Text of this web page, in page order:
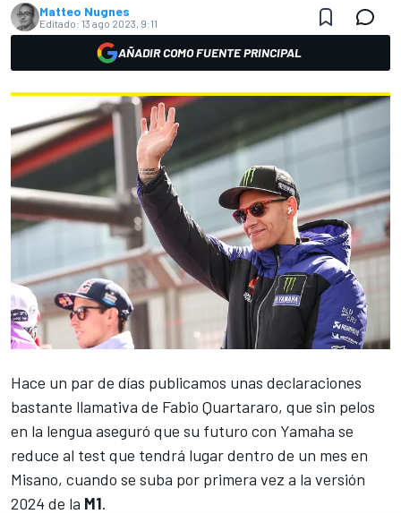
Matteo Nugnes
Editado: 13 ago 2023, 9:11
AÑADIR COMO FUENTE PRINCIPAL
Hace un par de días publicamos unas declaraciones
bastante llamativa de Fabio Quartararo, que sin pelos
en la lengua aseguró que su futuro con Yamaha se
reduce al test que tendrá lugar dentro de un mes en
Misano, cuando se suba por primera vez a la versión
2024 de la M1.